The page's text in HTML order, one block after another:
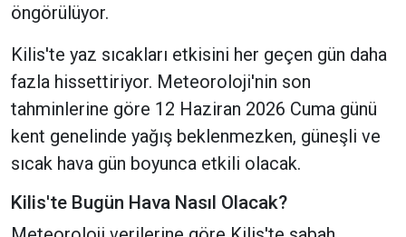
öngörülüyor.
Kilis'te yaz sıcakları etkisini her geçen gün daha
fazla hissettiriyor. Meteoroloji'nin son
tahminlerine göre 12 Haziran 2026 Cuma günü
kent genelinde yağış beklenmezken, güneşli ve
sıcak hava gün boyunca etkili olacak.
Kilis'te Bugün Hava Nasıl Olacak?